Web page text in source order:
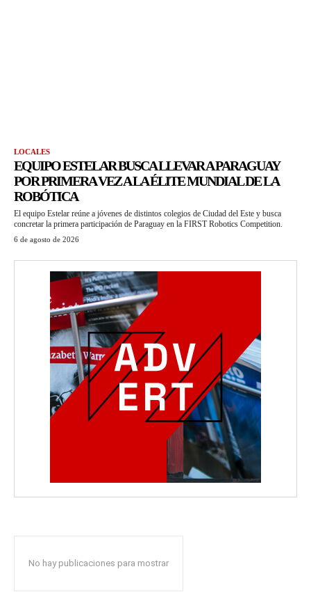
LOCALES
EQUIPO ESTELAR BUSCA LLEVAR A PARAGUAY
POR PRIMERA VEZ A LA ÉLITE MUNDIAL DE LA
ROBÓTICA
El equipo Estelar reúne a jóvenes de distintos colegios de Ciudad del Este y busca
concretar la primera participación de Paraguay en la FIRST Robotics Competition.
6 de agosto de 2026
No hay publicaciones para mostrar